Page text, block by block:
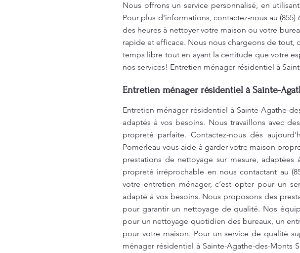
Nous offrons un service personnalisé, en
Pour plus d'informations, contactez-nous au (855)
des heures à nettoyer votre maison ou votre
rapide et efficace. Nous nous chargeons de tout,
temps libre tout en ayant la certitude que votre
nos services! Entretien ménager résidentiel à
Entretien ménager résidentiel à Sainte-
Entretien ménager résidentiel à Sainte-Agathe-
adaptés à vos besoins. Nous travaillons avec
propreté parfaite. Contactez-nous dès
Pomerleau vous aide à garder votre maison
prestations de nettoyage sur mesure,
propreté irréprochable en nous contactant au
votre entretien ménager, c’est opter pour un
adapté à vos besoins. Nous proposons des
pour garantir un nettoyage de qualité. Nos
pour un nettoyage quotidien des bureaux, un
pour votre maison. Pour un service de qualité
ménager résidentiel à Sainte-Agathe-des-Monts